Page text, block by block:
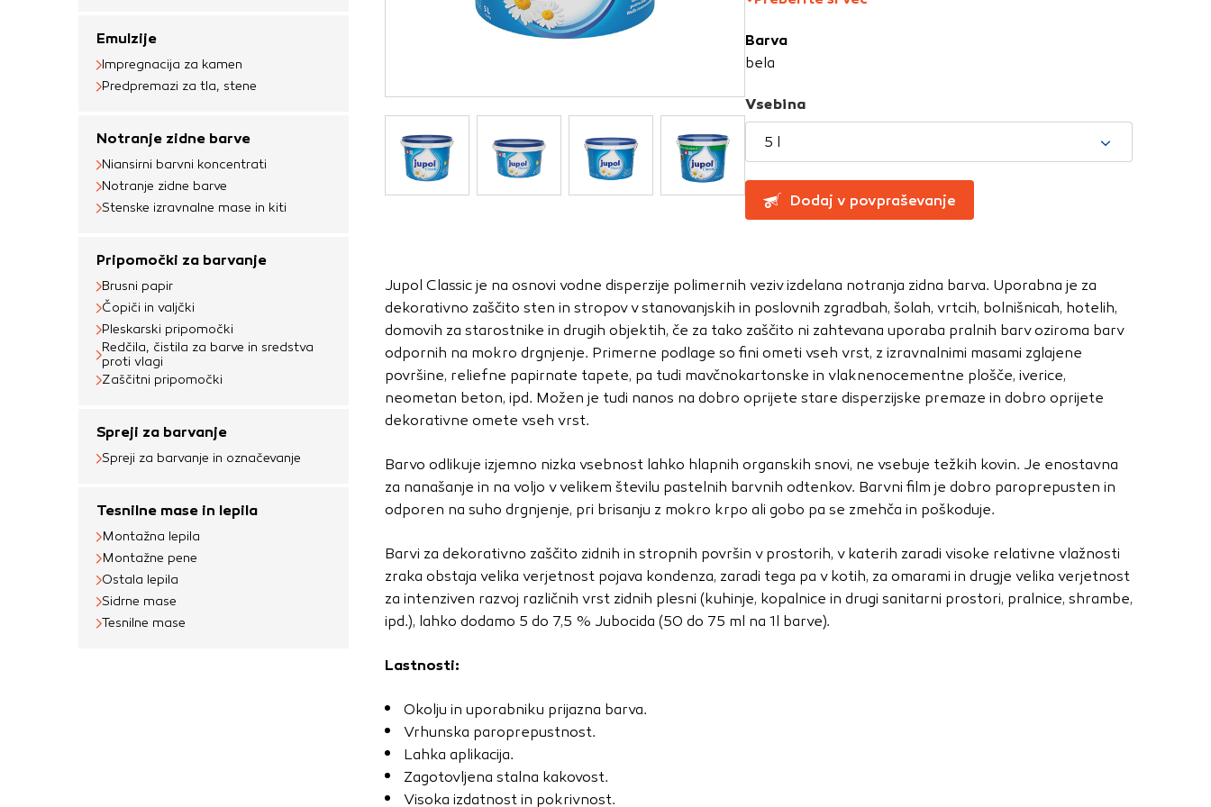
Emulzije
Impregnacija za kamen
Predpremazi za tla, stene
Notranje zidne barve
Niansirni barvni koncentrati
Notranje zidne barve
Stenske izravnalne mase in kiti
Pripomočki za barvanje
Brusni papir
Čopiči in valjčki
Pleskarski pripomočki
Redčila, čistila za barve in sredstva
proti vlagi
Zaščitni pripomočki
Spreji za barvanje
Spreji za barvanje in označevanje
Tesnilne mase in lepila
Montažna lepila
Montažne pene
Ostala lepila
Sidrne mase
Tesnilne mase
Barva
bela
Vsebina
5 l
Dodaj v povpraševanje
Jupol Classic je na osnovi vodne disperzije polimernih veziv izdelana notranja zidna barva. Uporabna je za
dekorativno zaščito sten in stropov v stanovanjskih in poslovnih zgradbah, šolah, vrtcih, bolnišnicah, hotelih,
domovih za starostnike in drugih objektih, če za tako zaščito ni zahtevana uporaba pralnih barv oziroma barv
odpornih na mokro drgnjenje. Primerne podlage so fini ometi vseh vrst, z izravnalnimi masami zglajene
površine, reliefne papirnate tapete, pa tudi mavčnokartonske in vlaknenocementne plošče, iverice,
neometan beton, ipd. Možen je tudi nanos na dobro oprijete stare disperzijske premaze in dobro oprijete
dekorativne omete vseh vrst.
Barvo odlikuje izjemno nizka vsebnost lahko hlapnih organskih snovi, ne vsebuje težkih kovin. Je enostavna
za nanašanje in na voljo v velikem številu pastelnih barvnih odtenkov. Barvni film je dobro paroprepusten in
odporen na suho drgnjenje, pri brisanju z mokro krpo ali gobo pa se zmehča in poškoduje.
Barvi za dekorativno zaščito zidnih in stropnih površin v prostorih, v katerih zaradi visoke relativne vlažnosti
zraka obstaja velika verjetnost pojava kondenza, zaradi tega pa v kotih, za omarami in drugje velika verjetnost
za intenziven razvoj različnih vrst zidnih plesni (kuhinje, kopalnice in drugi sanitarni prostori, pralnice, shrambe,
ipd.), lahko dodamo 5 do 7,5 % Jubocida (50 do 75 ml na 1l barve).
Lastnosti:
Okolju in uporabniku prijazna barva.
Vrhunska paroprepustnost.
Lahka aplikacija.
Zagotovljena stalna kakovost.
Visoka izdatnost in pokrivnost.
Ti piškotki so nujni za delovanje spletnega mesta, zato jih v naših sistemih ni mogoče izklopiti.
Običajno so nastavljeni samo kot odziv na vaša dejanja, ki vodijo do storitvenih zahtev, na primer
nastavitev zasebnosti, prijava ali izpolnjevanje obrazcev. Na voljo imate nastavitev, da brskalnik
blokira te piškotke ali vas opozori na njih. V tem primeru nekateri deli spletnega mesta ne bodo
Piškotki za učinkovitost delovanja
S temi piškotki štejemo obiske in izvor prometa, da lahko merimo in izboljšamo učinkovitost
priljubljena, in opazujemo, kako se obiskovalci pomikajo po spletnem mestu. Podatki, ki jih piškotki
zbirajo, so združeni in anonimni. Če uporabo teh piškotkov zavrnete, ne bomo vedeli, kdaj ste
obiskali naše spletno mesto.
Piškotki za ciljno usmerjenost
Te piškotke nastavijo naši oglaševalski partnerji. Partnerska oglaševalska podjetja jih lahko
uporabljajo za izdelavo profila vaših interesov, ki ga nato uporabijo za prikazovanje ustreznih oglasov
na drugih spletnih mestih. Pri delu uporabljajo edinstveno prepoznavanje vašega brskalnika in
naprave. Če zavrnete uporabo teh piškotkov, ne boste deležni našega ciljnega spletnega